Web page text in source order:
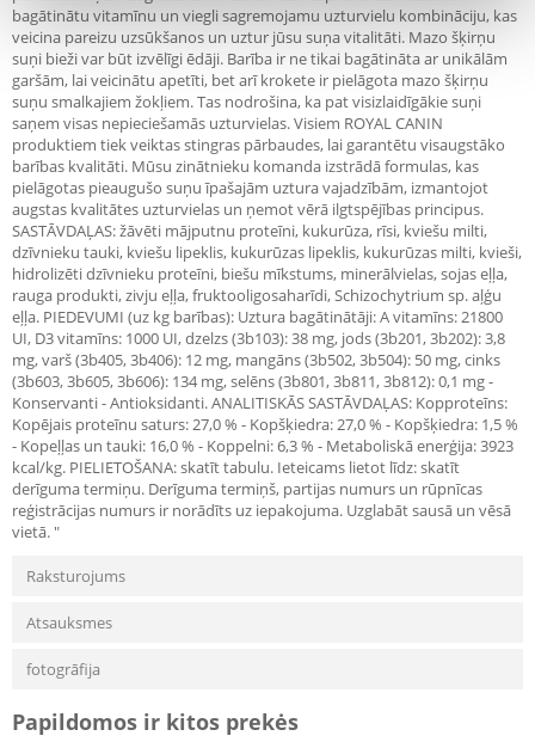
bagātinātu vitamīnu un viegli sagremojamu uzturvielu kombināciju, kas
veicina pareizu uzsūkšanos un uztur jūsu suņa vitalitāti. Mazo šķirņu
suņi bieži var būt izvēlīgi ēdāji. Barība ir ne tikai bagātināta ar unikālām
garšām, lai veicinātu apetīti, bet arī krokete ir pielāgota mazo šķirņu
suņu smalkajiem žokļiem. Tas nodrošina, ka pat visizlaidīgākie suņi
saņem visas nepieciešamās uzturvielas. Visiem ROYAL CANIN
produktiem tiek veiktas stingras pārbaudes, lai garantētu visaugstāko
barības kvalitāti. Mūsu zinātnieku komanda izstrādā formulas, kas
pielāgotas pieaugušo suņu īpašajām uztura vajadzībām, izmantojot
augstas kvalitātes uzturvielas un ņemot vērā ilgtspējības principus.
SASTĀVDAĻAS: žāvēti mājputnu proteīni, kukurūza, rīsi, kviešu milti,
dzīvnieku tauki, kviešu lipeklis, kukurūzas lipeklis, kukurūzas milti, kvieši,
hidrolizēti dzīvnieku proteīni, biešu mīkstums, minerālvielas, sojas eļļa,
rauga produkti, zivju eļļa, fruktooligosaharīdi, Schizochytrium sp. aļģu
eļļa. PIEDEVUMI (uz kg barības): Uztura bagātinātāji: A vitamīns: 21800
UI, D3 vitamīns: 1000 UI, dzelzs (3b103): 38 mg, jods (3b201, 3b202): 3,8
mg, varš (3b405, 3b406): 12 mg, mangāns (3b502, 3b504): 50 mg, cinks
(3b603, 3b605, 3b606): 134 mg, selēns (3b801, 3b811, 3b812): 0,1 mg -
Konservanti - Antioksidanti. ANALITISKĀS SASTĀVDAĻAS: Kopproteīns:
Kopējais proteīnu saturs: 27,0 % - Kopšķiedra: 27,0 % - Kopšķiedra: 1,5 %
- Kopeļļas un tauki: 16,0 % - Koppelni: 6,3 % - Metaboliskā enerģija: 3923
kcal/kg. PIELIETOŠANA: skatīt tabulu. Ieteicams lietot līdz: skatīt
derīguma termiņu. Derīguma termiņš, partijas numurs un rūpnīcas
reģistrācijas numurs ir norādīts uz iepakojuma. Uzglabāt sausā un vēsā
vietā. "
Raksturojums
Atsauksmes
fotogrāfija
Papildomos ir kitos prekės